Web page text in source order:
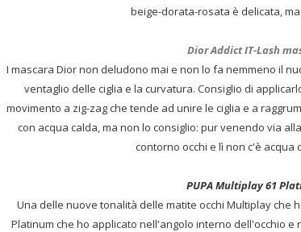
beige-dorata-rosata è delicata,
Dior Addict IT-Lash
I mascara Dior non deludono mai e non lo fa nemmeno il
ventaglio delle ciglia e la curvatura. Consiglio di
movimento a zig-zag che tende ad unire le ciglia e a
con acqua calda, ma non lo consiglio: pur venendo via
contorno occhi e lì non c'è acqua
PUPA Multiplay 61
Una delle nuove tonalità delle matite occhi Multiplay che
Platinum che ho applicato nell'angolo interno dell'occhio